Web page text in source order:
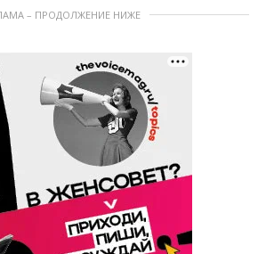
– ПРОДОЛЖЕНИЕ НИЖЕ